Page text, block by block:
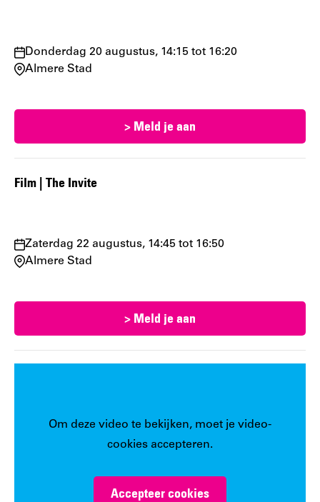
Waar
en
Donderdag 20 augustus, 14:15 tot 16:20
Almere Stad
> Meld je aan
Film | The Invite
Waar
en
Zaterdag 22 augustus, 14:45 tot 16:50
Almere Stad
> Meld je aan
Om deze video te bekijken, moet je video-
cookies accepteren.
Accepteer cookies